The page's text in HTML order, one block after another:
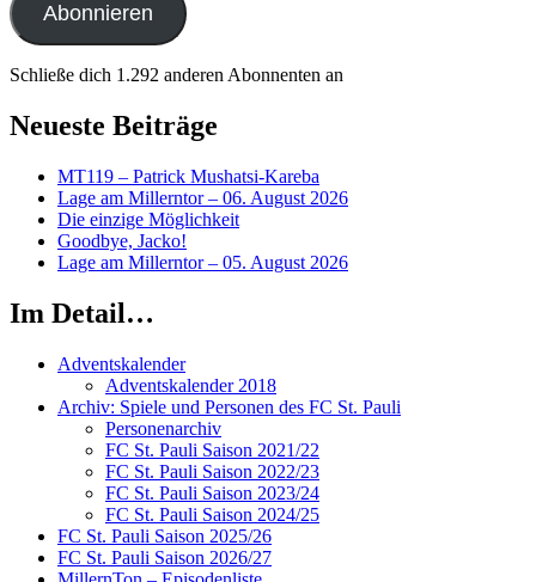
Abonnieren
Schließe dich 1.292 anderen Abonnenten an
Neueste Beiträge
MT119 – Patrick Mushatsi-Kareba
Lage am Millerntor – 06. August 2026
Die einzige Möglichkeit
Goodbye, Jacko!
Lage am Millerntor – 05. August 2026
Im Detail…
Adventskalender
Adventskalender 2018
Archiv: Spiele und Personen des FC St. Pauli
Personenarchiv
FC St. Pauli Saison 2021/22
FC St. Pauli Saison 2022/23
FC St. Pauli Saison 2023/24
FC St. Pauli Saison 2024/25
FC St. Pauli Saison 2025/26
FC St. Pauli Saison 2026/27